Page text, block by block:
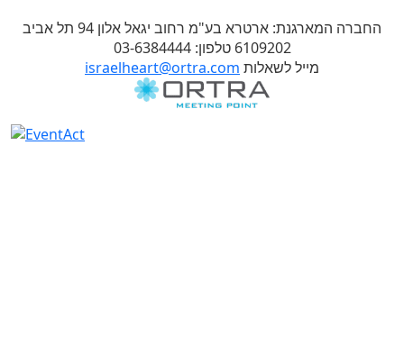
החברה המארגנת: ארטרא בע"מ רחוב יגאל אלון 94 תל אביב
6109202 טלפון: 03-6384444
israelheart@ortra.com מייל לשאלות